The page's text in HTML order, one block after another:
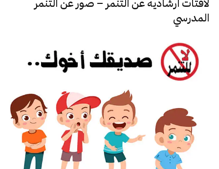
لافتات ارشاديه عن التنمر – صور عن التنمر
المدرسي